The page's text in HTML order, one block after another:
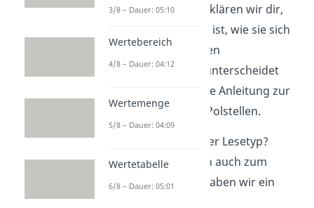
diesem Beitrag erklären wir dir,
was eine Polstelle ist, wie sie sich
von einer hebbaren
Definitionslücke unterscheidet
und geben dir eine Anleitung zur
Berechnung von Polstellen.
Du bist nicht so der Lesetyp?
Keine Sorge, denn auch zum
Thema Polstelle haben wir ein
3/8 – Dauer: 05:10
Wertebereich
4/8 – Dauer: 04:12
Wertemenge
5/8 – Dauer: 04:09
Wertetabelle
6/8 – Dauer: 05:01